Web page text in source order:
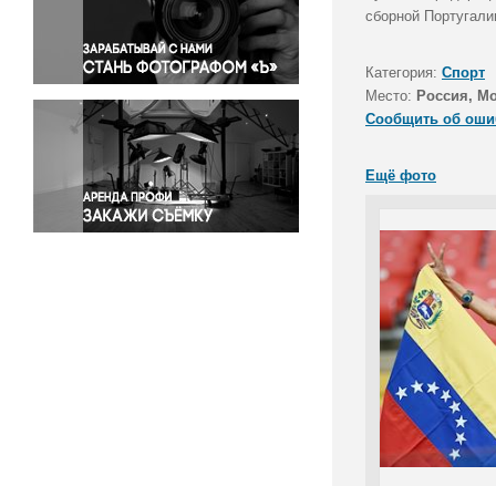
Правосудие
Происшествия и конфликты
Религия
Светская жизнь
Спорт
Экология
Экономика и бизнес
сборной
Категория: Спорт
Место: Россия,
Сообщить об
Ещё фото